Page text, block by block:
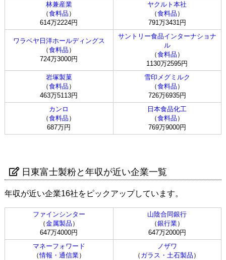
林兼産業
（食料品 ）
614万2224円
ヤクルト本社
（食料品 ）
791万3431円
ワラベヤ日洋ホールディングス
（食料品 ）
724万3000円
サントリー食品インターナショナ
ル
（食料品 ）
1130万2595円
岩塚製菓
（食料品 ）
463万5113円
雪印メグミルク
（食料品 ）
726万6935円
カンロ
（食料品 ）
687万円
日本食品化工
（食料品 ）
769万9000円
日東富士製粉と年収が近い企業一覧
年収が近い企業16社をピックアップしています。
ファインシンター
（金属製品 ）
647万4000円
山陰合同銀行
（銀行業）
647万2000円
マネーフォワード
（情報・通信業）
ノザワ
（ ガラス・土石製品 ）